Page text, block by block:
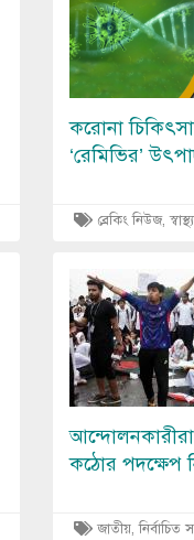
করোনা
‘রেমিভির’
ব্রেকিং নিউজ, স্বাস্থ্য
Image
কঠোর পদক্ষেপ
জাতীয়, নির্বাচিত